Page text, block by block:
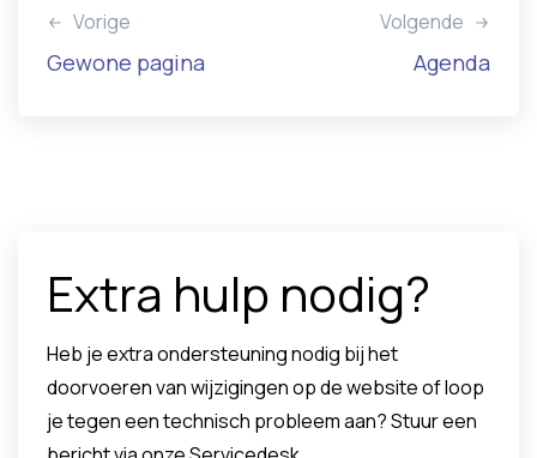
Vorige
Gewone pagina
Volgende
Agenda
Extra hulp nodig?
Heb je extra ondersteuning nodig bij het
doorvoeren van wijzigingen op de website of loop
je tegen een technisch probleem aan? Stuur een